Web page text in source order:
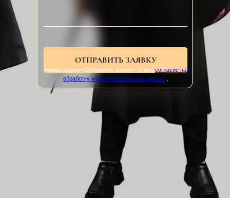
ОТПРАВИТЬ ЗАЯВКУ
Нажав кнопку «Отправить заявку», я даю согласие на
обработку моих персональных данных